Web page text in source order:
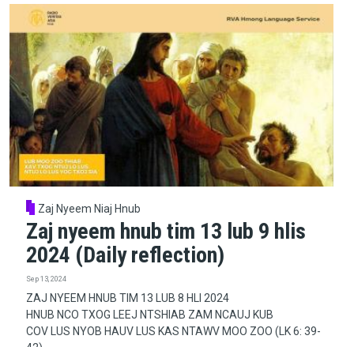
Zaj Nyeem Niaj Hnub
Zaj nyeem hnub tim 13 lub 9 hlis
2024 (Daily reflection)
Sep 13, 2024
ZAJ NYEEM HNUB TIM 13 LUB 8 HLI 2024
HNUB NCO TXOG LEEJ NTSHIAB ZAM NCAUJ KUB
COV LUS NYOB HAUV LUS KAS NTAWV MOO ZOO (LK 6: 39-